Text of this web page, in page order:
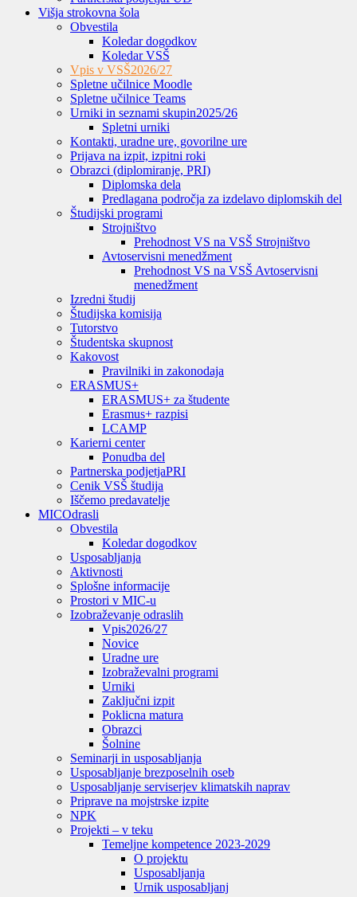
Višja strokovna šola
Obvestila
Koledar dogodkov
Koledar VSŠ
Vpis v VSŠ2026/27
Spletne učilnice Moodle
Spletne učilnice Teams
Urniki in seznami skupin2025/26
Spletni urniki
Kontakti, uradne ure, govorilne ure
Prijava na izpit, izpitni roki
Obrazci (diplomiranje, PRI)
Diplomska dela
Predlagana področja za izdelavo diplomskih del
Študijski programi
Strojništvo
Prehodnost VS na VSŠ Strojništvo
Avtoservisni menedžment
Prehodnost VS na VSŠ Avtoservisni
menedžment
Izredni študij
Študijska komisija
Tutorstvo
Študentska skupnost
Kakovost
Pravilniki in zakonodaja
ERASMUS+
ERASMUS+ za študente
Erasmus+ razpisi
LCAMP
Karierni center
Ponudba del
Partnerska podjetjaPRI
Cenik VSŠ študija
Iščemo predavatelje
MICOdrasli
Obvestila
Koledar dogodkov
Usposabljanja
Aktivnosti
Splošne informacije
Prostori v MIC-u
Izobraževanje odraslih
Vpis2026/27
Novice
Uradne ure
Izobraževalni programi
Urniki
Zaključni izpit
Poklicna matura
Obrazci
Šolnine
Seminarji in usposabljanja
Usposabljanje brezposelnih oseb
Usposabljanje serviserjev klimatskih naprav
Priprave na mojstrske izpite
NPK
Projekti – v teku
Temeljne kompetence 2023-2029
O projektu
Usposabljanja
Urnik usposabljanj